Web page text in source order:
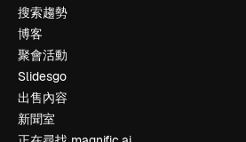
搜索趨勢
博客
聚會活動
Slidesgo
出售內容
新聞室